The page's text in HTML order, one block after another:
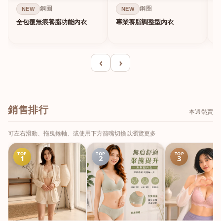
NEW 鋼圈
全包覆無痕養脂功能內衣
NEW 鋼圈
專業養脂調整型內衣
‹ ›
銷售排行 本週熱賣
可左右滑動、拖曳捲軸、或使用下方箭嘴切換以瀏覽更多
TOP
1 TOP
2 TOP
3